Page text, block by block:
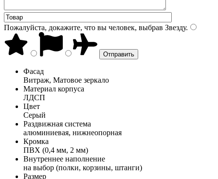
Пожалуйста, докажите, что вы человек, выбрав Звезду.
Фасад
Витраж, Матовое зеркало
Материал корпуса
ЛДСП
Цвет
Серый
Раздвижная система
алюминиевая, нижнеопорная
Кромка
ПВХ (0,4 мм, 2 мм)
Внутреннее наполнение
на выбор (полки, корзины, штанги)
Размер